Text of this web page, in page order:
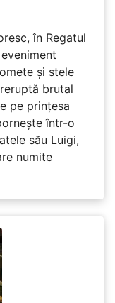
în Regatul
și stele
brutal
pe prinţesa
într-o
său Luigi,
numite